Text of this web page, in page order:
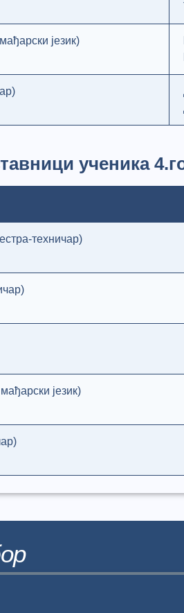
језик)
ученика
техничар)
језик)